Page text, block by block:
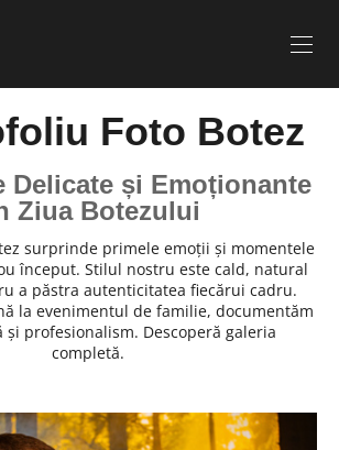
Foto Botez
Delicate și Emoționante
Ziua Botezului
surprinde primele emoții și momentele
început. Stilul nostru este cald, natural
a păstra autenticitatea fiecărui cadru.
la evenimentul de familie, documentăm
profesionalism. Descoperă galeria
completă.